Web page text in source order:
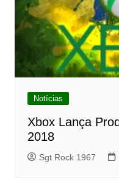
Notícias
Xbox Lança
2018
Sgt Rock 1967